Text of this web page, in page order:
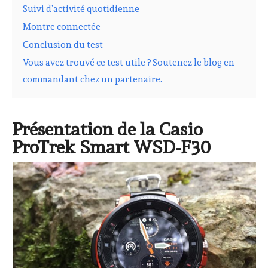
Suivi d’activité quotidienne
Montre connectée
Conclusion du test
Vous avez trouvé ce test utile ? Soutenez le blog en
commandant chez un partenaire.
Présentation de la Casio
ProTrek Smart WSD-F30